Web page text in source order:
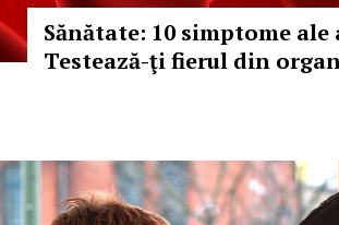
Sănătate: 10 simptome ale
Testează-ţi fierul din